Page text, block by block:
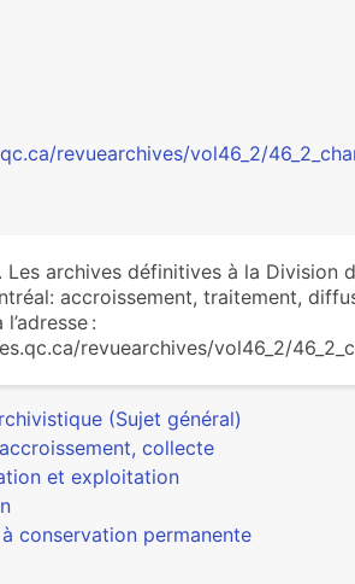
revuearchives/vol46_2/
Les archives définitives à la
accroissement, traitement,
:
revuearchives/vol46_2/
(Sujet général)
collecte
et exploitation
conservation permanente